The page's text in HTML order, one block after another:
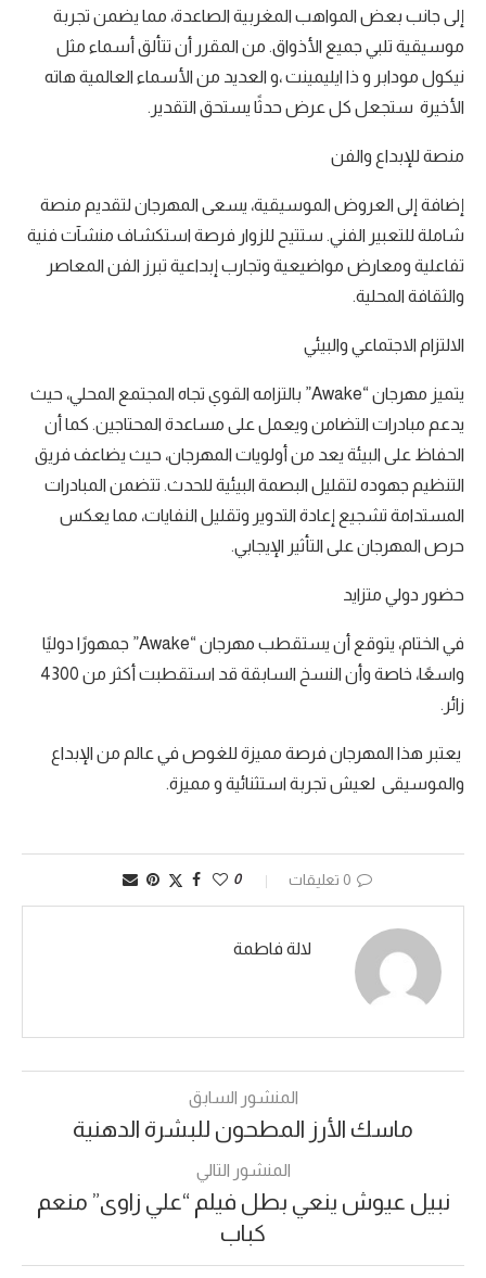
إلى جانب بعض المواهب المغربية الصاعدة، مما يضمن تجربة
موسيقية تلبي جميع الأذواق. من المقرر أن تتألق أسماء مثل
نيكول مودابر و ذا ايليمينت ،و العديد من الأسماء العالمية هاته
الأخيرة ستجعل كل عرض حدثًا يستحق التقدير.
منصة للإبداع والفن
إضافة إلى العروض الموسيقية، يسعى المهرجان لتقديم منصة
شاملة للتعبير الفني. ستتيح للزوار فرصة استكشاف منشآت فنية
تفاعلية ومعارض مواضيعية وتجارب إبداعية تبرز الفن المعاصر
والثقافة المحلية.
الالتزام الاجتماعي والبيئي
يتميز مهرجان “Awake” بالتزامه القوي تجاه المجتمع المحلي، حيث
يدعم مبادرات التضامن ويعمل على مساعدة المحتاجين. كما أن
الحفاظ على البيئة يعد من أولويات المهرجان، حيث يضاعف فريق
التنظيم جهوده لتقليل البصمة البيئية للحدث. تتضمن المبادرات
المستدامة تشجيع إعادة التدوير وتقليل النفايات، مما يعكس
حرص المهرجان على التأثير الإيجابي.
حضور دولي متزايد
في الختام، يتوقع أن يستقطب مهرجان “Awake” جمهورًا دوليًا
واسعًا، خاصة وأن النسخ السابقة قد استقطبت أكثر من 4300
زائر.
يعتبر هذا المهرجان فرصة مميزة للغوص في عالم من الإبداع
والموسيقى لعيش تجربة استثنائية و مميزة.
0 تعليقات 0
لالة فاطمة
المنشور السابق
ماسك الأرز المطحون للبشرة الدهنية
المنشور التالي
نبيل عيوش ينعي بطل فيلم “علي زاوى” منعم
كباب